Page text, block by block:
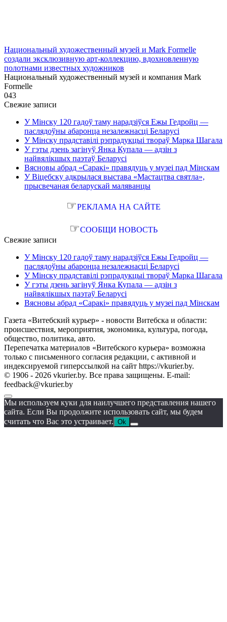
Национальный художественный музей и Mark Formelle
создали эксклюзивную арт-коллекцию, вдохновленную
полотнами известных художников
Национальный художественный музей и компания Mark
Formelle
043
Свежие записи
У Мінску 120 гадоў таму нарадзіўся Ежы Гедройц —
паслядоўны абаронца незалежнасці Беларусі
У Мінску прадставілі рэпрадукцыі твораў Марка Шагала
У гэты дзень загінуў Янка Купала — адзін з
найвялікшых паэтаў Беларусі
Вясновы абрад «Саракі» правядуць у музеі пад Мінскам
У Віцебску адкрылася выстава «Мастацтва святла»,
прысвечаная беларускай маляванцы
☞РЕКЛАМА НА САЙТЕ
☞СООБЩИ НОВОСТЬ
Свежие записи
У Мінску 120 гадоў таму нарадзіўся Ежы Гедройц —
паслядоўны абаронца незалежнасці Беларусі
У Мінску прадставілі рэпрадукцыі твораў Марка Шагала
У гэты дзень загінуў Янка Купала — адзін з
найвялікшых паэтаў Беларусі
Вясновы абрад «Саракі» правядуць у музеі пад Мінскам
Газета «Витебский курьер» - новости Витебска и области:
происшествия, мероприятия, экономика, культура, погода,
общество, политика, авто.
Перепечатка материалов «Витебского курьера» возможна
только с письменного согласия редакции, с активной и
индексируемой гиперссылкой на сайт https://vkurier.by.
© 1906 - 2026 vkurier.by. Все права защищены. E-mail:
feedback@vkurier.by
Мы используем куки для наилучшего представления нашего
сайта. Если Вы продолжите использовать сайт, мы будем
считать что Вас это устраивает. Ok